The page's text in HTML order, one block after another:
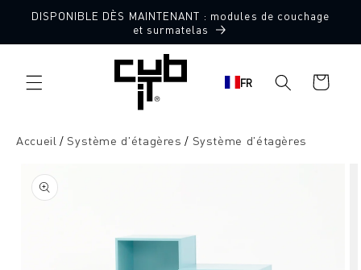
directement
DISPONIBLE DÈS MAINTENANT : modules de couchage
et surmatelas
FR
Panier
d'achat
Accueil Système d'étagères Système d'étagères
l'information
sur le
produit